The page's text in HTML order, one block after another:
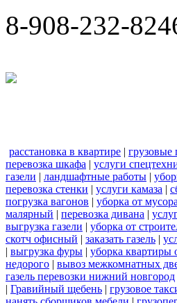
8-908-232-
расстановка в квартире | грузовые
перевозка шкафа | услуги
газели | ландшафтные работы |
перевозка стенки | услуги камаза |
погрузка вагонов | уборка от мусора
малярный | перевозка дивана |
выгрузка газели | уборка от
скотч офисный | заказать газель |
| выгрузка фуры | уборка квартиры
недорого | вывоз межкомнатных
газель перевозки нижний новгород
| Гравийный щебень | грузовое